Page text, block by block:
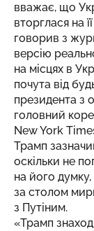
вважає, що
вторглася на
говорив з
версію
на місцях в
почута від
президента з
головний
New York
Трамп
оскільки не
на його
за столом
з Путіним.
«Трамп